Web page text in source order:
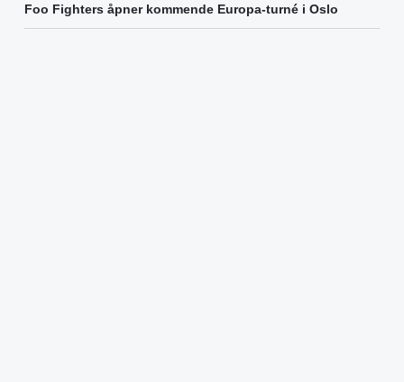
Foo Fighters åpner kommende Europa-turné i Oslo